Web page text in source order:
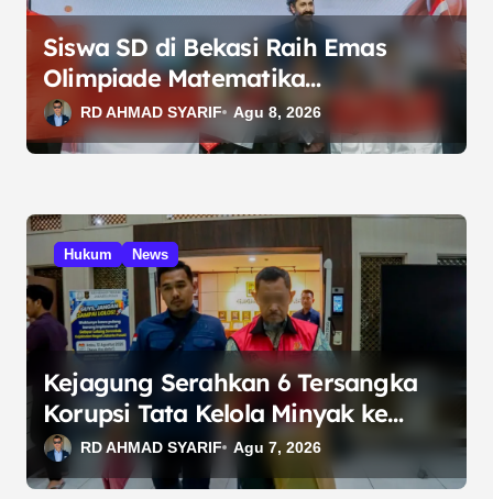
o
Siswa SD di Bekasi Raih Emas
Olimpiade Matematika
Internasional di Malaysia
RD AHMAD SYARIF Agu 8, 2026
Hukum News
Kejagung Serahkan 6 Tersangka
Korupsi Tata Kelola Minyak ke
Penuntut Umum
RD AHMAD SYARIF Agu 7, 2026